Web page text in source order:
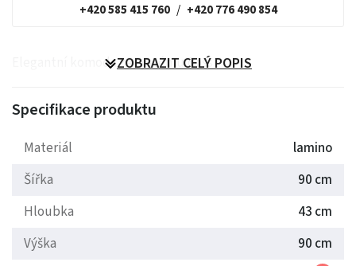
+420 585 415 760 / +420 776 490 854
Elegantní komoda ze systému Boss.
ZOBRAZIT CELÝ POPIS
Specifikace produktu
Materiál
lamino
Šířka
90 cm
Hloubka
43 cm
Výška
90 cm